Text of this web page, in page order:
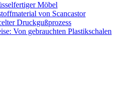
Möbel
von Scancastor
Druckgußprozess
Von gebrauchten Plastikschalen